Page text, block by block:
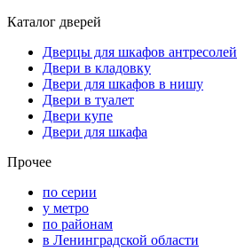
Каталог дверей
Дверцы для шкафов антресолей
Двери в кладовку
Двери для шкафов в нишу
Двери в туалет
Двери купе
Двери для шкафа
Прочее
по серии
у метро
по районам
в Ленинградской области